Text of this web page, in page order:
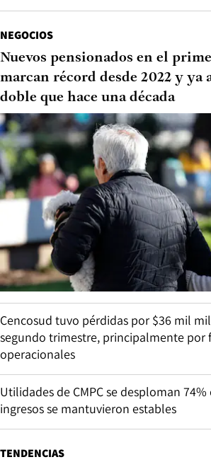
NEGOCIOS
Nuevos pensionados en el
marcan récord desde 2022 y ya
doble que hace una década
Cencosud tuvo pérdidas por $36 mil
segundo trimestre, principalmente por
operacionales
Utilidades de CMPC se desploman
ingresos se mantuvieron estables
TENDENCIAS